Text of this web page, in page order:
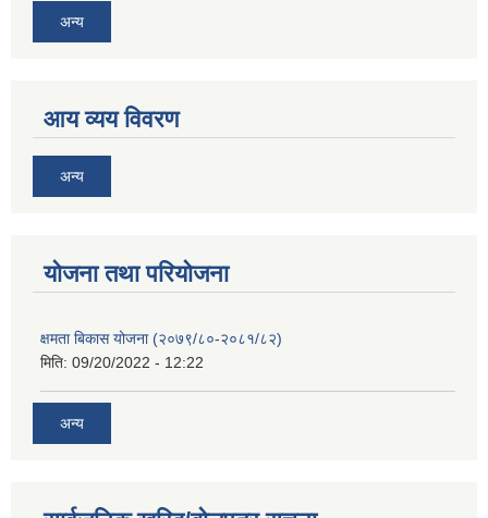
अन्य
आय व्यय विवरण
अन्य
याेजना तथा परियाेजना
क्षमता बिकास योजना (२०७९/८०-२०८१/८२)
मिति: 09/20/2022 - 12:22
अन्य